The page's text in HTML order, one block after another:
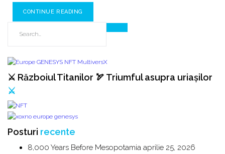
CONTINUE READING
⚔️ Războiul Titanilor 🏹 Triumful asupra uriașilor
⚔️
Posturi recente
8,000 Years Before Mesopotamia aprilie 25, 2026